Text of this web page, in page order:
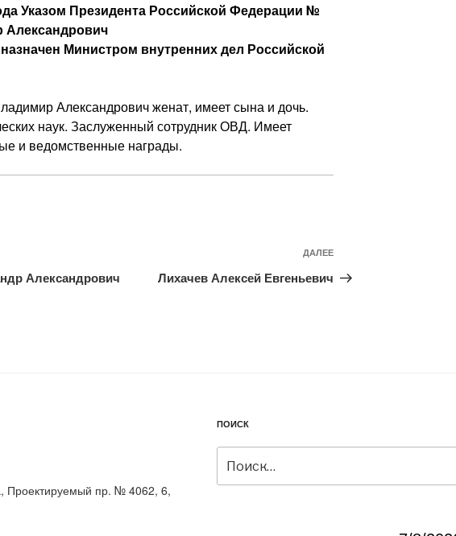
Указом Президента Российской Федерации №
Александрович
Министром внутренних дел Российской
Александрович женат, имеет сына и дочь.
наук. Заслуженный сотрудник ОВД. Имеет
и ведомственные награды.
Александрович
запись
ДАЛЕЕ
Лихачев Алексей Евгеньевич
Проектируемый пр. № 4062, 6,
ПОИСК